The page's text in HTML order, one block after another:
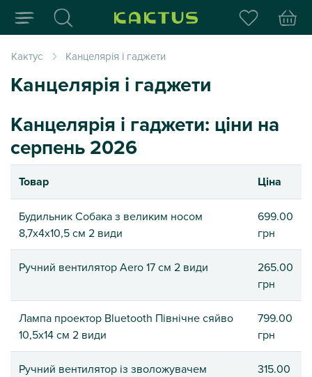
Інтернет-магазин
Кактус Канцелярія і гаджети
Канцелярія і гаджети
Канцелярія і гаджети: ціни на
серпень 2026
Товар Ціна
Будильник Собака з великим носом
8,7х4х10,5 см 2 види
699.00
грн
Ручний вентилятор Aero 17 см 2 види
265.00
грн
Лампа проектор Bluetooth Північне сяйво
10,5х14 см 2 види
799.00
грн
Ручний вентилятор із зволожувачем
315.00